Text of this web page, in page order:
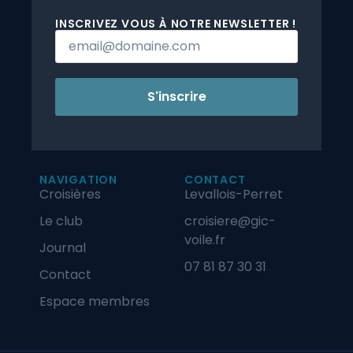
INSCRIVEZ VOUS À NOTRE NEWSLETTER !
S'inscrire
NAVIGATION
Croisières
Le club
Journal
Contact
Espace membres
CONTACT
Levallois-Perret
croisiere@gic-
voile.fr
07 81 87 30 31